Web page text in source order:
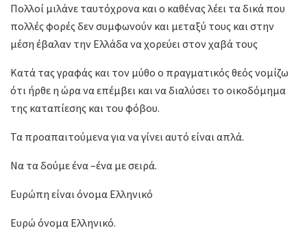
Πολλοί μιλάνε ταυτόχρονα και ο καθένας λέει τα δικά που
πολλές φορές δεν συμφωνούν και μεταξύ τους και στην
μέση έβαλαν την Ελλάδα να χορεύει στον χαβά τους
Κατά τας γραφάς και τον μύθο ο πραγματικός θεός νομίζω
ότι ήρθε η ώρα να επέμβει και να διαλύσει το οικοδόμημα
της καταπίεσης και του φόβου.
Τα προαπαιτούμενα για να γίνει αυτό είναι απλά.
Να τα δούμε ένα –ένα με σειρά.
Ευρώπη είναι όνομα Ελληνικό
Ευρώ όνομα Ελληνικό.